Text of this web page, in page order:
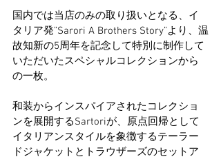
国内では当店のみの取り扱いとなる、イ
タリア発”Sarori A Brothers Story”より、温
故知新の5周年を記念して特別に制作して
いただいたスペシャルコレクションから
の一枚。
和装からインスパイアされたコレクショ
ンを展開するSartoriが、原点回帰として
イタリアンスタイルを象徴するテーラー
ドジャケットとトラウザーズのセットア